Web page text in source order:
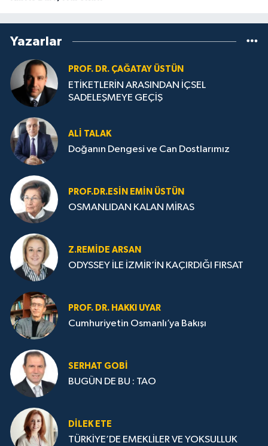
Yazarlar
PROF. DR. ÇAĞATAY ÜSTÜN
ETİKETLERİN ARASINDAN İÇSEL
SADELEŞMEYE GEÇİŞ
ALI TALAK
Doğanın Dengesi ve Can Dostlarımız
PROF.DR.ESIN EMIN ÜSTÜN
OSMANLIDAN KALAN MİRAS
Z.REMIDE ARSAN
ODYSSEY İLE İZMİR’İN KAÇIRDIĞI FIRSAT
PROF. DR. HAKKI UYAR
Cumhuriyetin Osmanlı’ya Bakışı
SERHAT GOBİ
BUGÜN DE BU : TAO
DILEK ETE
TÜRKİYE’DE EMEKLİLER VE YOKSULLUK